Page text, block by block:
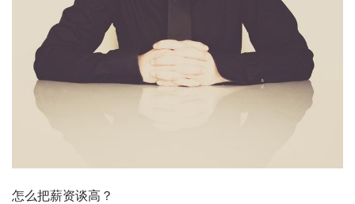
怎么把薪资谈高？